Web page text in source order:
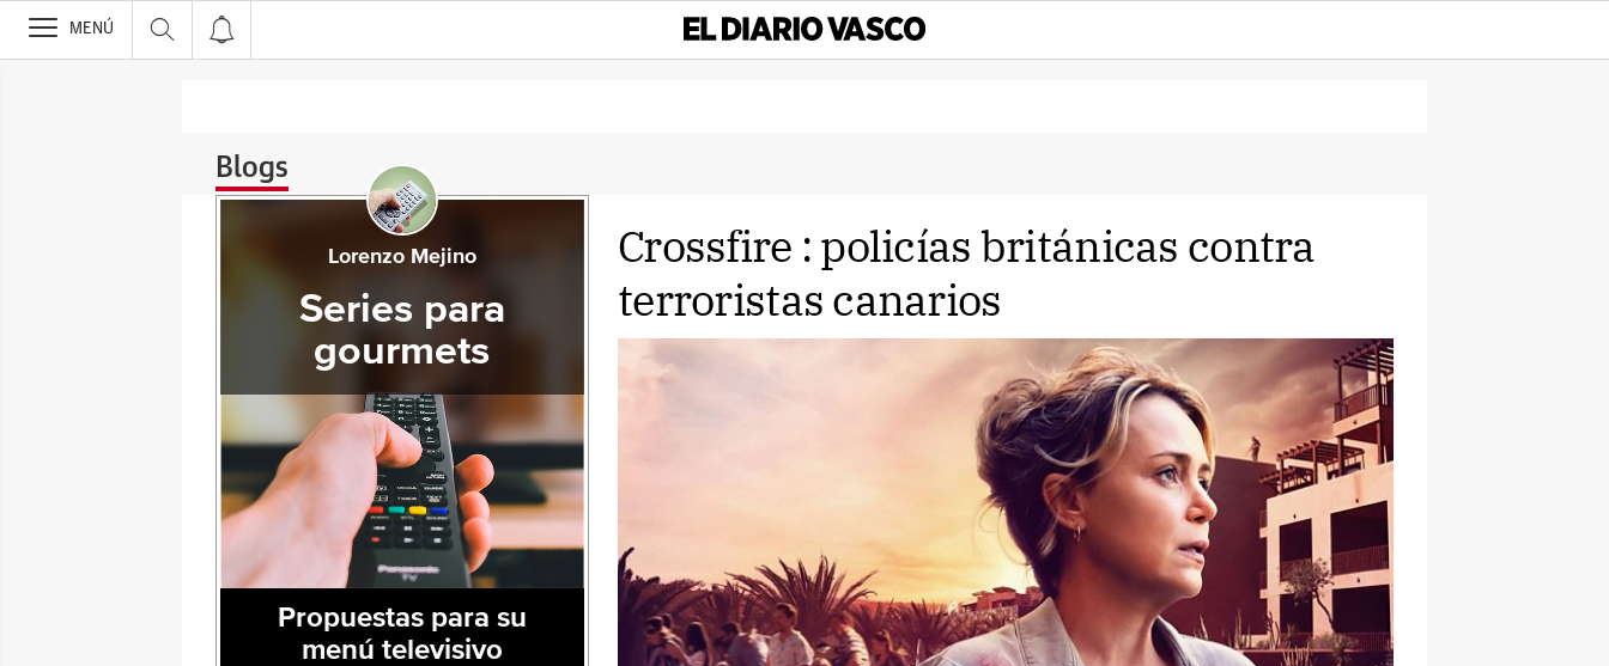
>
MENÚ
Blogs
Crossfire : policías británicas contra
terroristas canarios
Lorenzo Mejino
Series para
gourmets
Propuestas para su
menú televisivo